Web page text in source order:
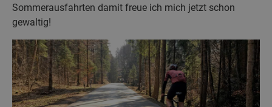
Sommerausfahrten damit freue ich mich jetzt schon
gewaltig!